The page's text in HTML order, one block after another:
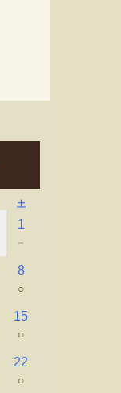
土
1
－
8
○
15
○
22
○